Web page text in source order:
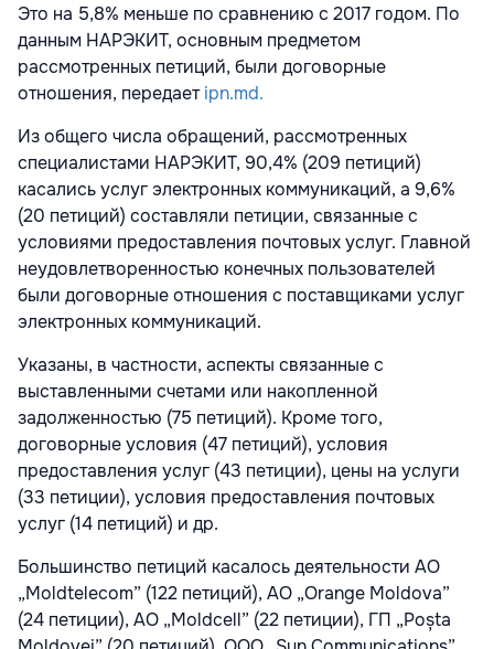
Это на 5,8% меньше по сравнению с 2017 годом. По
данным НАРЭКИТ, основным предметом
рассмотренных петиций, были договорные
отношения, передаетipn.md.
Из общего числа обращений, рассмотренных
специалистами НАРЭКИТ, 90,4% (209 петиций)
касались услуг электронных коммуникаций, а 9,6%
(20 петиций) составляли петиции, связанные с
условиями предоставления почтовых услуг. Главной
неудовлетворенностью конечных пользователей
были договорные отношения с поставщиками услуг
электронных коммуникаций.
Указаны, в частности, аспекты связанные с
выставленными счетами или накопленной
задолженностью (75 петиций). Кроме того,
договорные условия (47 петиций), условия
предоставления услуг (43 петиции), цены на услуги
(33 петиции), условия предоставления почтовых
услуг (14 петиций) и др.
Большинство петиций касалось деятельности АО
„Moldtelecom” (122 петиций), АО „Orange Moldova”
(24 петиции), АО „Moldcell” (22 петиции), ГП „Poșta